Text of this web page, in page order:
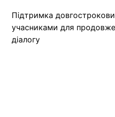
Підтримка
учасниками для
діалогу